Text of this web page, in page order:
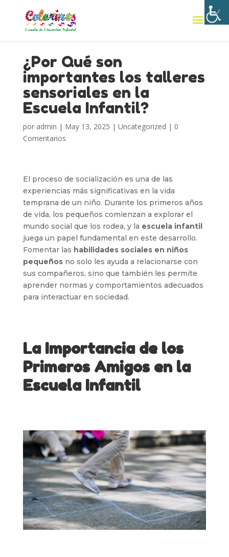
¿Por Qué son
importantes los talleres
sensoriales en la
Escuela Infantil?
por admin | May 13, 2025 | Uncategorized | 0
Comentarios
El proceso de socialización es una de las
experiencias más significativas en la vida
temprana de un niño. Durante los primeros años
de vida, los pequeños comienzan a explorar el
mundo social que los rodea, y la escuela infantil
juega un papel fundamental en este desarrollo.
Fomentar las habilidades sociales en niños
pequeñosno solo les ayuda a relacionarse con
sus compañeros, sino que también les permite
aprender normas y comportamientos adecuados
para interactuar en sociedad.
La Importancia de los
Primeros Amigos en la
Escuela Infantil